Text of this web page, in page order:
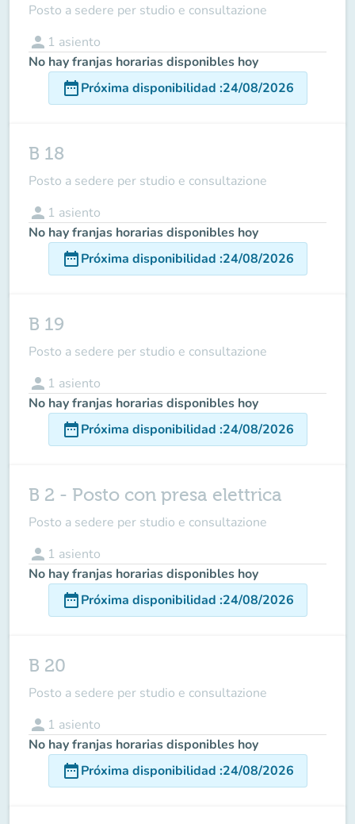
Posto a sedere per studio e consultazione
person 1 asiento
No hay franjas horarias disponibles hoy
date_rangePróxima disponibilidad :24/08/2026
B 18
Posto a sedere per studio e consultazione
person 1 asiento
No hay franjas horarias disponibles hoy
date_rangePróxima disponibilidad :24/08/2026
B 19
Posto a sedere per studio e consultazione
person 1 asiento
No hay franjas horarias disponibles hoy
date_rangePróxima disponibilidad :24/08/2026
B 2 - Posto con presa elettrica
Posto a sedere per studio e consultazione
person 1 asiento
No hay franjas horarias disponibles hoy
date_rangePróxima disponibilidad :24/08/2026
B 20
Posto a sedere per studio e consultazione
person 1 asiento
No hay franjas horarias disponibles hoy
date_rangePróxima disponibilidad :24/08/2026